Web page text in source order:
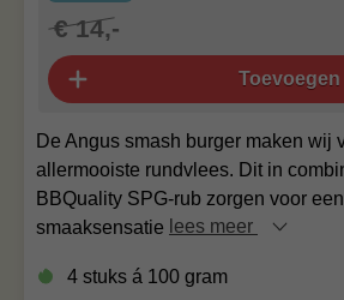
De Angus smash burger maken wij
allermooiste rundvlees. Dit in
BBQuality SPG-rub zorgen voor
smaaksensatie lees meer
4 stuks á 100 gram
€ 14,-
Toevoegen